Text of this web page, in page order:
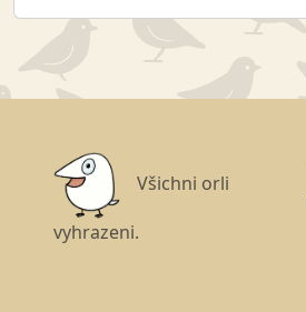
Všichni orli
vyhrazeni.